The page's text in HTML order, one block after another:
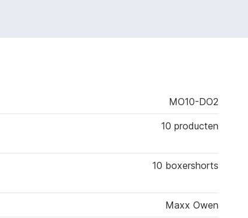
MO10-DO2
10 producten
10 boxershorts
Maxx Owen